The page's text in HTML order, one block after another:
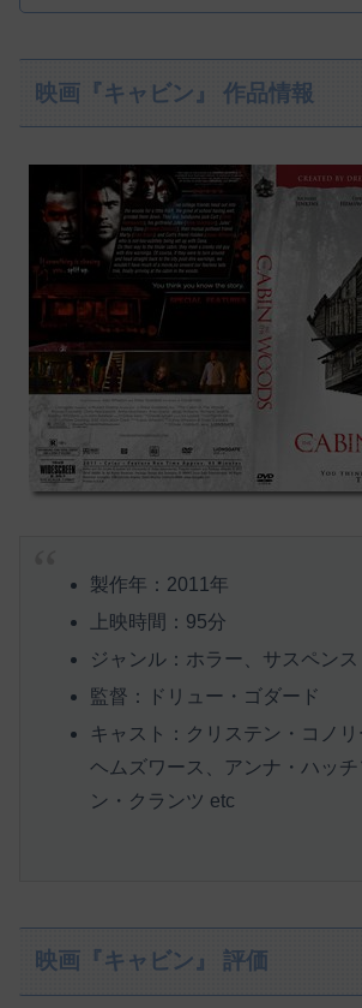
映画『キャビン』 作品情報
製作年：2011年
上映時間：95分
ジャンル：ホラー、サスペンス
監督：ドリュー・ゴダード
キャスト：クリステン・コノリ
ヘムズワース、アンナ・ハッチ
ン・クランツ etc
映画『キャビン』 評価